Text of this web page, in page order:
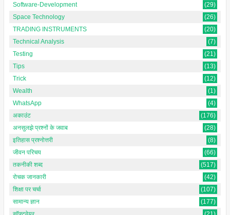
Software-Development
(29)
Space Technology
(26)
TRADING INSTRUMENTS
(20)
Technical Analysis
(7)
Testing
(21)
Tips
(13)
Trick
(12)
Wealth
(1)
WhatsApp
(4)
अकाउंट
(176)
अनसुलझे प्रश्नों के जवाब
(28)
इतिहास प्रश्नोत्तरी
(8)
जीवन परिचय
(66)
तकनीकी शब्द
(517)
रोचक जानकारी
(42)
शिक्षा पर चर्चा
(107)
सामान्य ज्ञान
(177)